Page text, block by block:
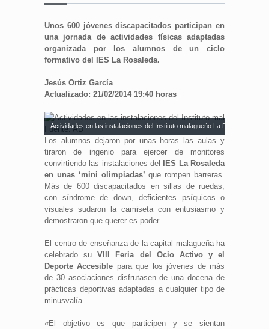
Unos 600 jóvenes discapacitados participan en
una jornada de actividades físicas adaptadas
organizada por los alumnos de un ciclo
formativo del IES La Rosaleda.
Jesús Ortiz García
Actualizado: 21/02/2014 19:40 horas
Actividades en las instalaciones del Instituto malagueño La Rosaleda.
Los alumnos dejaron por unas horas las aulas y
tiraron de ingenio para ejercer de monitores
convirtiendo las instalaciones del
IES La Rosaleda
en unas ‘mini olimpiadas’ que rompen barreras.
Más de 600 discapacitados en sillas de ruedas,
con síndrome de down, deficientes psíquicos o
visuales sudaron la camiseta con entusiasmo y
demostraron que querer es poder.
El centro de enseñanza de la capital malagueña ha
celebrado suVIII Feria del Ocio Activo y el
Deporte Accesible para que los jóvenes de más
de 30 asociaciones disfrutasen de una docena de
prácticas deportivas adaptadas a cualquier tipo de
minusvalía.
«El objetivo es que participen y se sientan